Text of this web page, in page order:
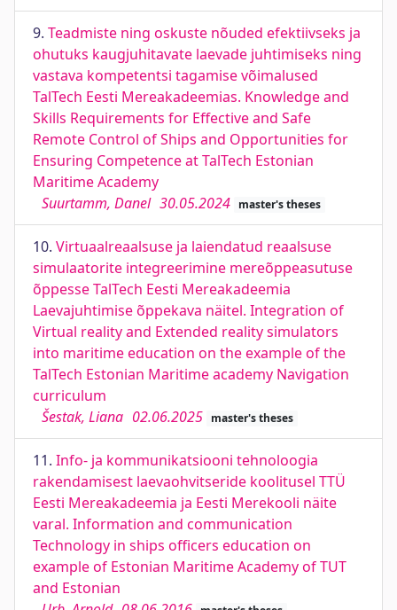
9. Teadmiste ning oskuste nõuded efektiivseks ja
ohutuks kaugjuhitavate laevade juhtimiseks ning
vastava kompetentsi tagamise võimalused
TalTech Eesti Mereakadeemias. Knowledge and
Skills Requirements for Effective and Safe
Remote Control of Ships and Opportunities for
Ensuring Competence at TalTech Estonian
Maritime Academy
Suurtamm, Danel 30.05.2024 master's theses
10. Virtuaalreaalsuse ja laiendatud reaalsuse
simulaatorite integreerimine mereõppeasutuse
õppesse TalTech Eesti Mereakadeemia
Laevajuhtimise õppekava näitel. Integration of
Virtual reality and Extended reality simulators
into maritime education on the example of the
TalTech Estonian Maritime academy Navigation
curriculum
Šestak, Liana 02.06.2025 master's theses
11. Info- ja kommunikatsiooni tehnoloogia
rakendamisest laevaohvitseride koolitusel TTÜ
Eesti Mereakadeemia ja Eesti Merekooli näite
varal. Information and communication
Technology in ships officers education on
example of Estonian Maritime Academy of TUT
and Estonian